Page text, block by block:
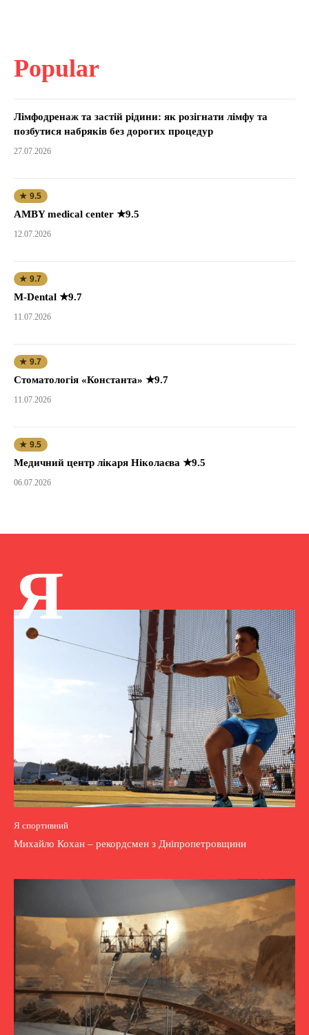
Popular
Лімфодренаж та застій рідини: як розігнати лімфу та
позбутися набряків без дорогих процедур
27.07.2026
★ 9.5
AMBY medical center ★9.5
12.07.2026
★ 9.7
M-Dental ★9.7
11.07.2026
★ 9.7
Стоматологія «Константа» ★9.7
11.07.2026
★ 9.5
Медичний центр лікаря Ніколаєва ★9.5
06.07.2026
Я
Я спортивний
Михайло Кохан – рекордсмен з Дніпропетровщини